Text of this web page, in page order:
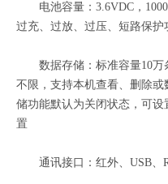
电池容量：3.6VDC，
过充、过放、过压、短路保护
数据存储：标准容量10万
不限，支持本机查看、删除
储功能默认为关闭状态，可
置
通讯接口：红外、USB、